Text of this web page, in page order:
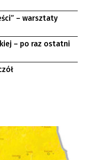
– warsztaty
– po raz ostatni